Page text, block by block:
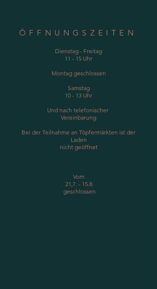
ÖFFNUNGSZEITEN
Dienstag - Freitag
11 - 15 Uhr
Montag geschlossen
Samstag
10 - 13 Uhr
Und nach telefonischer
Vereinbarung
Bei der Teilnahme an Töpfermärkten ist der
Laden
nicht geöffnet
Vom​
21,7. - 15.8.
geschlossen